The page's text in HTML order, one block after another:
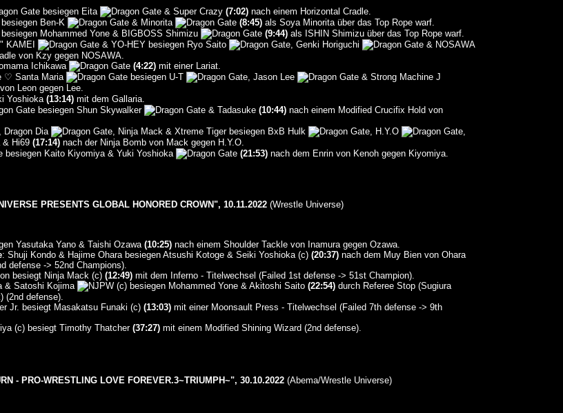
besiegen Eita & Super Crazy (7:02)nach einem Horizontal Cradle.
Ben-K & Minorita (8:45)als Soya Minorita über das Top Rope warf.
Mohammed Yone & BIGBOSS Shimizu (9:44)als ISHIN Shimizu über das Top Rope warf.
KAMEI & YO-HEY besiegen Ryo Saito , Genki Horiguchi
& NOSAWA
von Kzy gegen NOSAWA.
Ichikawa (4:22)mit einer Lariat.
♡ Santa Maria
besiegen U-T , Jason Lee
& Strong Machine J
Leon gegen Lee.
Yoshioka (13:14)mit dem Gallaria.
besiegen Shun Skywalker & Tadasuke (10:44)nach einem Modified Crucifix Hold von
Dragon Dia , Ninja Mack & Xtreme Tiger besiegen BxB Hulk , H.Y.O
,
& Hi69 (17:14)nach der Ninja Bomb von Mack gegen H.Y.O.
besiegen Kaito Kiyomiya & Yuki Yoshioka (21:53)nach dem Enrin von Kenoh gegen Kiyomiya.
PRESENTS GLOBAL HONORED CROWN", 10.11.2022(Wrestle Universe)
Yasutaka Yano & Taishi Ozawa (10:25)nach einem Shoulder Tackle von Inamura gegen Ozawa.
: Shuji Kondo & Hajime Ohara besiegen Atsushi Kotoge & Seiki Yoshioka (c) (20:37)nach dem Muy Bien von Ohara
defense -> 52nd Champions).
besiegt Ninja Mack (c) (12:49)mit dem Inferno - Titelwechsel (Failed 1st defense -> 51st Champion).
& Satoshi Kojima (c) besiegen Mohammed Yone & Akitoshi Saito (22:54)durch Referee Stop (Sugiura
(2nd defense).
Jr. besiegt Masakatsu Funaki (c) (13:03)mit einer Moonsault Press - Titelwechsel (Failed 7th defense -> 9th
(c) besiegt Timothy Thatcher (37:27)mit einem Modified Shining Wizard (2nd defense).
- PRO-WRESTLING LOVE FOREVER.3~TRIUMPH~", 30.10.2022(Abema/Wrestle Universe)